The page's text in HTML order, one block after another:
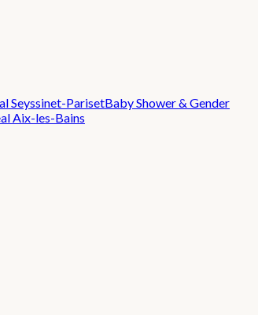
Seyssinet-ParisetBaby Shower & Gender
Aix-les-Bains